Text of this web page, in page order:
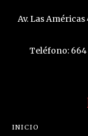
Av. Las Américas
Teléfono: 664
INICIO